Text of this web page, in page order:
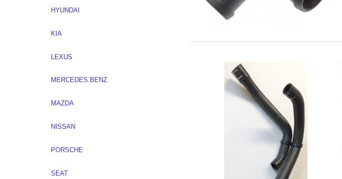
HYUNDAI
KIA
LEXUS
MERCEDES BENZ
MAZDA
NISSAN
PORSCHE
SEAT